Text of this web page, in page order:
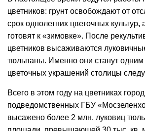
цветников: грунт освобождают от
срок однолетних цветочных культур,
готовят к «зимовке». После
цветников высаживаются
тюльпаны. Именно они станут одним
цветочных украшений столицы
Всего в этом году на цветниках
подведомственных ГБУ
высажено более 2 млн. луковиц